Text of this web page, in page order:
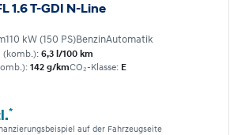
1.6 T-GDI N-Line
110 kW (150 PS)BenzinAutomatik
(komb.): 6,3 l/100 km
142 g/kmCO₂-Klasse: E
*
auf der Fahrzeugseite